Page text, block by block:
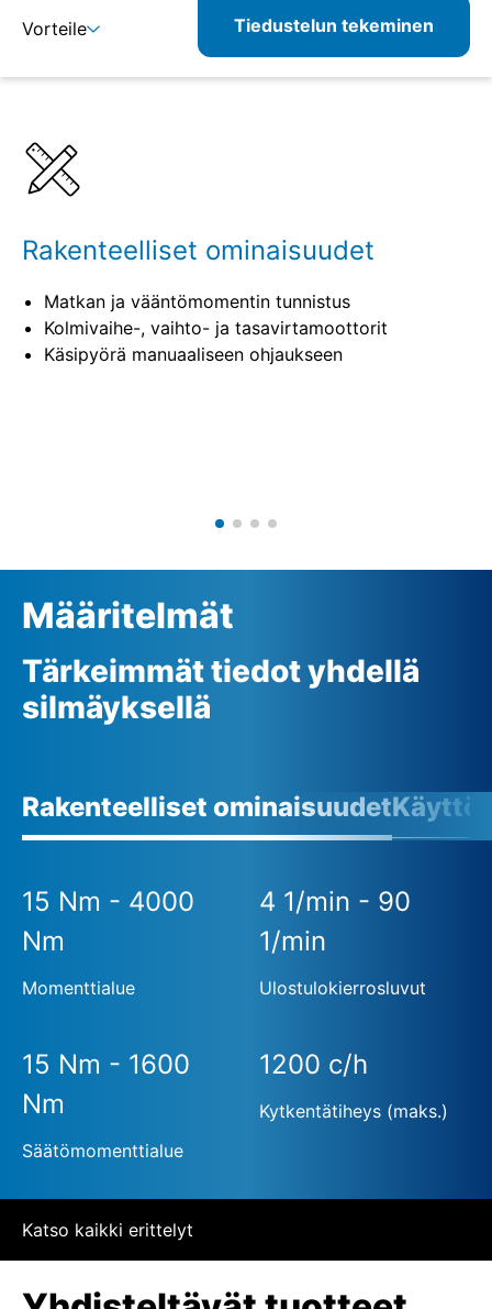
Vorteile
Yhdisteltävät tuotteet
Vastaavat tuotteet
Tiedustelun tekeminen
Rakenteelliset ominaisuudet
Matkan ja vääntömomentin tunnistus
Kolmivaihe-, vaihto- ja tasavirtamoottorit
Käsipyörä manuaaliseen ohjaukseen
Määritelmät
Tärkeimmät tiedot yhdellä
silmäyksellä
Rakenteelliset ominaisuudet
15 Nm - 4000
Nm
Momenttialue
4 1/min - 90
1/min
Ulostulokierrosluvut
15 Nm - 1600
Nm
Säätömomenttialue
1200 c/h
Kytkentätiheys (maks.)
Katso kaikki erittelyt